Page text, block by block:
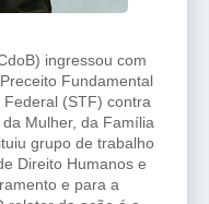
ingressou com
Fundamental
(STF) contra
Mulher, da Família
grupo de trabalho
Direito Humanos e
e para a